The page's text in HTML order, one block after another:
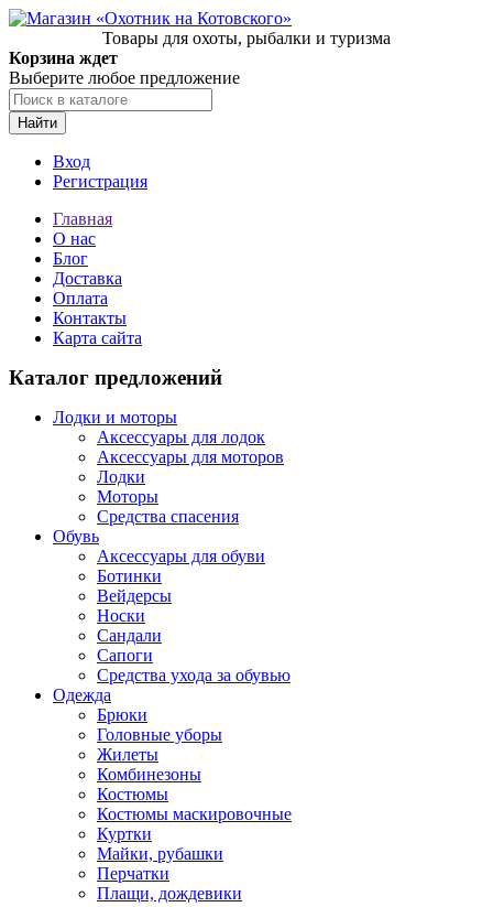
Товары для охоты, рыбалки и туризма
Корзина ждет
Выберите любое предложение
Найти
Вход
Регистрация
Главная
О нас
Блог
Доставка
Оплата
Контакты
Карта сайта
Каталог предложений
Лодки и моторы
Аксессуары для лодок
Аксессуары для моторов
Лодки
Моторы
Средства спасения
Обувь
Аксессуары для обуви
Ботинки
Вейдерсы
Носки
Сандали
Сапоги
Средства ухода за обувью
Одежда
Брюки
Головные уборы
Жилеты
Комбинезоны
Костюмы
Костюмы маскировочные
Куртки
Майки, рубашки
Перчатки
Плащи, дождевики